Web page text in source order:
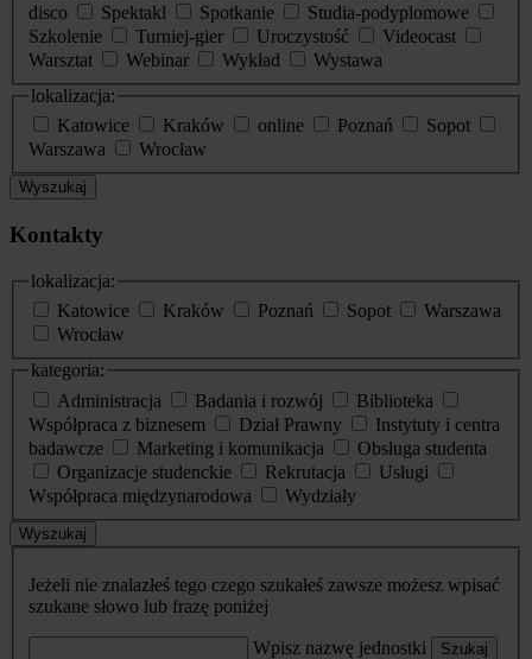
disco
Spektakl Spotkanie
Studia-podyplomowe
Szkolenie
Turniej-gier Uroczystość
Videocast
Warsztat
Webinar Wykład
Wystawa
lokalizacja:
Katowice
Kraków online Poznań
Sopot
Warszawa
Wrocław
Wyszukaj
Kontakty
lokalizacja:
Katowice
Kraków Poznań Sopot
Warszawa
Wrocław
kategoria:
Administracja
Badania i rozwój
Biblioteka
Współpraca z biznesem
Dział Prawny
Instytuty i centra
badawcze
Marketing i komunikacja
Obsługa studenta
Organizacje studenckie
Rekrutacja
Usługi
Współpraca międzynarodowa
Wydziały
Wyszukaj
Jeżeli nie znalazłeś tego czego szukałeś zawsze możesz wpisać
szukane słowo lub frazę poniżej
Wpisz nazwę jednostki Szukaj